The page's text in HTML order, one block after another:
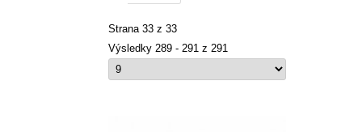
Strana 33 z 33
Výsledky 289 - 291 z 291